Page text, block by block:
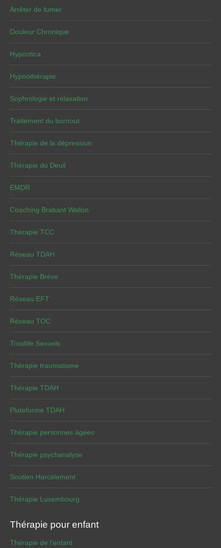
Arrêter de fumer
Douleur Chronique
Hypnotica
Hypnothérapie
Sophrologie et relaxation
Traitement du burnout
Thérapie de la dépression
Thérapie du Deuil
EMDR
Coaching Brabant Wallon
Thérapie TCC
Réseau TDAH
Thérapie Brève
Réseau EFT
Réseau TOC
Trouble Sexuels
Thérapie traumatisme
Thérapie TDAH
Plateforme TDAH
Thérapie personnes âgées
Thérapie psychanalyse
Soutien Harcèlement
Thérapie Luxembourg
Thérapie pour enfant
Thérapie de l’enfant